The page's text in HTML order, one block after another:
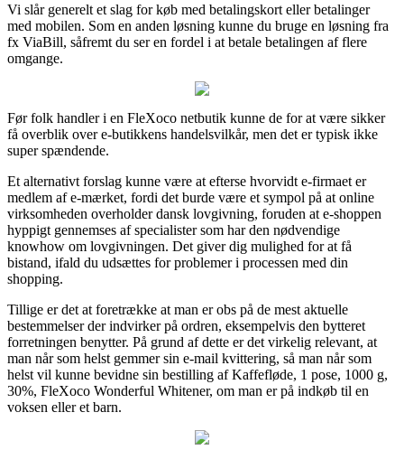
Vi slår generelt et slag for køb med betalingskort eller betalinger
med mobilen. Som en anden løsning kunne du bruge en løsning fra
fx ViaBill, såfremt du ser en fordel i at betale betalingen af flere
omgange.
Før folk handler i en FleXoco netbutik kunne de for at være sikker
få overblik over e-butikkens handelsvilkår, men det er typisk ikke
super spændende.
Et alternativt forslag kunne være at efterse hvorvidt e-firmaet er
medlem af e-mærket, fordi det burde være et sympol på at online
virksomheden overholder dansk lovgivning, foruden at e-shoppen
hyppigt gennemses af specialister som har den nødvendige
knowhow om lovgivningen. Det giver dig mulighed for at få
bistand, ifald du udsættes for problemer i processen med din
shopping.
Tillige er det at foretrække at man er obs på de mest aktuelle
bestemmelser der indvirker på ordren, eksempelvis den bytteret
forretningen benytter. På grund af dette er det virkelig relevant, at
man når som helst gemmer sin e-mail kvittering, så man når som
helst vil kunne bevidne sin bestilling af Kaffefløde, 1 pose, 1000 g,
30%, FleXoco Wonderful Whitener, om man er på indkøb til en
voksen eller et barn.